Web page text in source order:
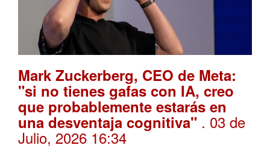
Mark Zuckerberg, CEO de Meta:
"si no tienes gafas con IA, creo
que probablemente estarás en
una desventaja cognitiva" . 03 de
Julio, 2026 16:34